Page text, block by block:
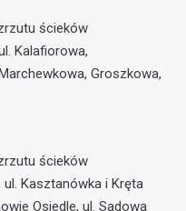
ścieków
Kalafiorowa,
Groszkowa,
ścieków
Kasztanówka i Kręta
Osiedle, ul. Sadowa